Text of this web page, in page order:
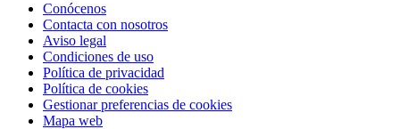
Conócenos
Contacta con nosotros
Aviso legal
Condiciones de uso
Política de privacidad
Política de cookies
Gestionar preferencias de cookies
Mapa web